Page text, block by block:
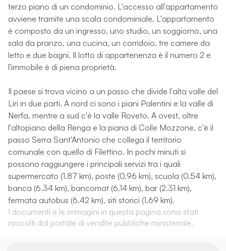
terzo piano di un condominio. L'accesso all'appartamento
avviene tramite una scala condominiale. L'appartamento
è composto da un ingresso, uno studio, un soggiorno, una
sala da pranzo, una cucina, un corridoio, tre camere da
letto e due bagni. Il lotto di appartenenza è il numero 2 e
l'immobile è di piena proprietà.
Il paese si trova vicino a un passo che divide l'alta valle del
Liri in due parti. A nord ci sono i piani Palentini e la valle di
Nerfa, mentre a sud c'è la valle Roveto. A ovest, oltre
l'altopiano della Renga e la piana di Colle Mozzone, c'è il
passo Serra Sant'Antonio che collega il territorio
comunale con quello di Filettino. In pochi minuti si
possono raggiungere i principali servizi tra i quali
supermercato (1.87 km), poste (0.96 km), scuola (0.54 km),
banca (6.34 km), bancomat (6.14 km), bar (2.31 km),
fermata autobus (6.42 km), siti storici (1.69 km).
I documenti e le immagini in questa pagina sono stati
raccolti dal portale di vendite pubbliche ministeriale.